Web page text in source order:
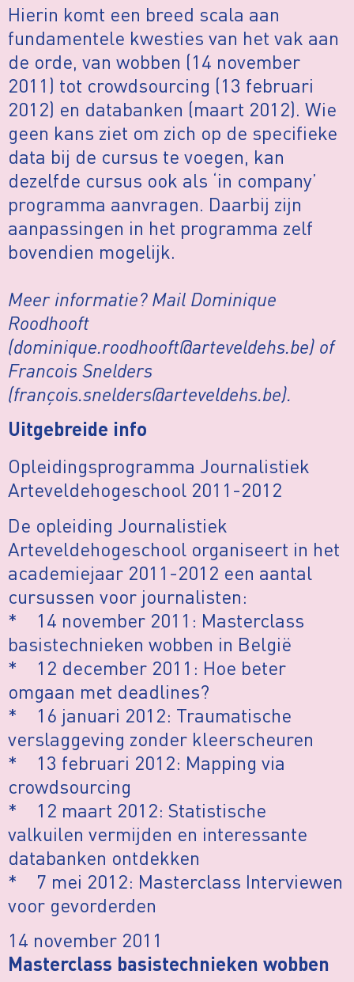
Hierin komt een breed scala aan
fundamentele kwesties van het vak aan
de orde, van wobben (14 november
2011) tot crowdsourcing (13 februari
2012) en databanken (maart 2012). Wie
geen kans ziet om zich op de specifieke
data bij de cursus te voegen, kan
dezelfde cursus ook als ‘in company’
programma aanvragen. Daarbij zijn
aanpassingen in het programma zelf
bovendien mogelijk.
Meer informatie? Mail Dominique
Roodhooft
(dominique.roodhooft@arteveldehs.be) of
Francois Snelders
(françois.snelders@arteveldehs.be).
Uitgebreide info
Opleidingsprogramma Journalistiek
Arteveldehogeschool 2011-2012
De opleiding Journalistiek
Arteveldehogeschool organiseert in het
academiejaar 2011-2012 een aantal
cursussen voor journalisten:
* 14 november 2011: Masterclass
basistechnieken wobben in België
* 12 december 2011: Hoe beter
omgaan met deadlines?
* 16 januari 2012: Traumatische
verslaggeving zonder kleerscheuren
* 13 februari 2012: Mapping via
crowdsourcing
* 12 maart 2012: Statistische
valkuilen vermijden en interessante
databanken ontdekken
* 7 mei 2012: Masterclass Interviewen
voor gevorderden
14 november 2011
Masterclass basistechnieken wobben